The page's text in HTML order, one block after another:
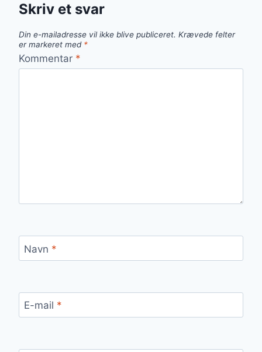
Skriv et svar
Din e-mailadresse vil ikke blive publiceret. Krævede felter
er markeret med *
Kommentar *
Navn *
E-mail *